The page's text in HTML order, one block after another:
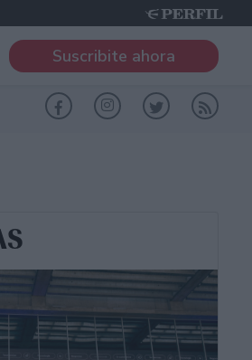
Suscribite ahora